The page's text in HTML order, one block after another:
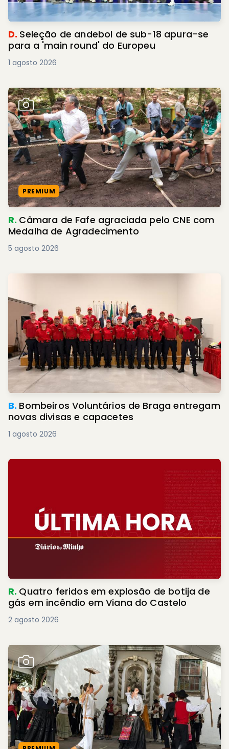
D. Seleção de andebol de sub-18 apura-se
para a 'main round' do Europeu
1 agosto 2026
PREMIUM
R. Câmara de Fafe agraciada pelo CNE com
Medalha de Agradecimento
5 agosto 2026
B. Bombeiros Voluntários de Braga entregam
novas divisas e capacetes
1 agosto 2026
R. Quatro feridos em explosão de botija de
gás em incêndio em Viana do Castelo
2 agosto 2026